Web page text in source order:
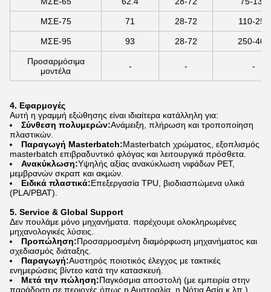
ΜΣΕ-75 71 28-72 110-250
ΜΣΕ-95 93 28-72 250-400
Προσαρμόσιμα
μοντέλα
- - -
4. Εφαρμογές
Αυτή η γραμμή εξώθησης είναι ιδιαίτερα κατάλληλη για:
Σύνθεση πολυμερών:Ανάμειξη, πλήρωση και τροποποίηση
πλαστικών.
Παραγωγή Masterbatch:Masterbatch χρώματος, εξοπλισμός
masterbatch επιβραδυντικό φλόγας και λειτουργικά πρόσθετα.
Ανακύκλωση:Υψηλής αξίας ανακύκλωση νιφάδων PET,
μεμβρανών σκραπ και ακμών.
Ειδικά πλαστικά:Επεξεργασία TPU, βιοδιασπώμενα υλικά
(PLA/PBAT).
5. Service & Global Support
Δεν πουλάμε μόνο μηχανήματα. παρέχουμε ολοκληρωμένες
μηχανολογικές λύσεις.
Προπώληση:Προσαρμοσμένη διαμόρφωση μηχανήματος και
σχεδιασμός διάταξης.
Παραγωγή:Αυστηρός ποιοτικός έλεγχος με τακτικές
ενημερώσεις βίντεο κατά την κατασκευή.
Μετά την πώληση:Παγκόσμια αποστολή (με εμπειρία στην
παράδοση σε περιοχές όπως η Αυστραλία, η Νότια Ασία κ.λπ.),